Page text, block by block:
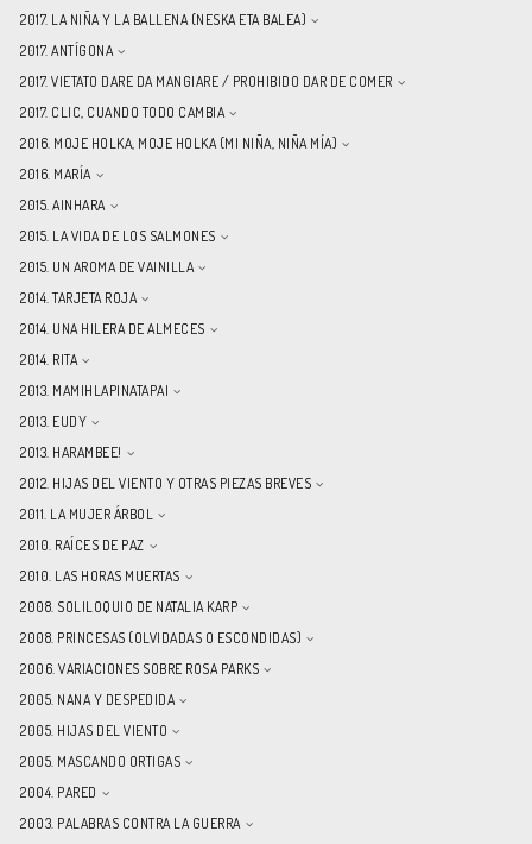
2017. LA NIÑA Y LA BALLENA (NESKA ETA BALEA)
2017. ANTÍGONA
2017. VIETATO DARE DA MANGIARE / PROHIBIDO DAR DE COMER
2017. CLIC, CUANDO TODO CAMBIA
2016. MOJE HOLKA, MOJE HOLKA (MI NIÑA, NIÑA MÍA)
2016. MARÍA
2015. AINHARA
2015. LA VIDA DE LOS SALMONES
2015. UN AROMA DE VAINILLA
2014. TARJETA ROJA
2014. UNA HILERA DE ALMECES
2014. RITA
2013. MAMIHLAPINATAPAI
2013. EUDY
2013. HARAMBEE!
2012. HIJAS DEL VIENTO Y OTRAS PIEZAS BREVES
2011. LA MUJER ÁRBOL
2010. RAÍCES DE PAZ
2010. LAS HORAS MUERTAS
2008. SOLILOQUIO DE NATALIA KARP
2008. PRINCESAS (OLVIDADAS O ESCONDIDAS)
2006. VARIACIONES SOBRE ROSA PARKS
2005. NANA Y DESPEDIDA
2005. HIJAS DEL VIENTO
2005. MASCANDO ORTIGAS
2004. PARED
2003. PALABRAS CONTRA LA GUERRA